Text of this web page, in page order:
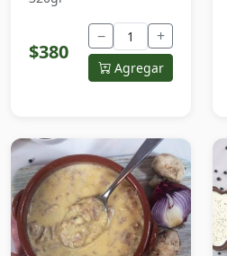
$380
− +
Agregar